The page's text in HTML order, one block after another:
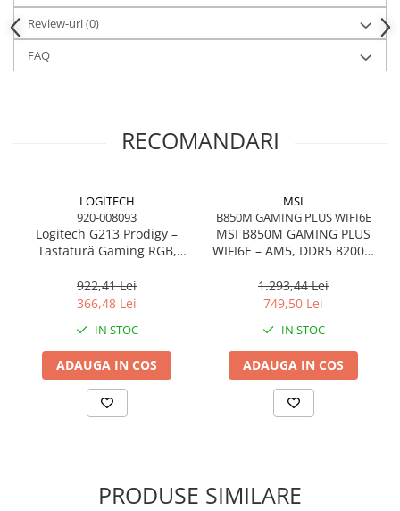
Caști & Microfoane
Caști Business
Căști Gaming & Consumer
Ecrane Digital Signage
Ecrane Touchscreen Digital Signage
Proiectoare Business
Proiectoare Consumer
Componente
Plăci de Bază Amd
Plăci de Bază Intel
Plăci video
Plăci Video Gaming & Consumer
Review-uri(0)
FAQ
RECOMANDARI
LOGITECH
920-008093
Logitech G213 Prodigy –
Tastatură Gaming RGB,
922,41 Lei
366,48 Lei
IN STOC
ADAUGA IN COS
MSI
B850M GAMING PLUS WIFI6E
MSI B850M GAMING PLUS
WIFI6E – AM5, DDR5 8200+,
1.293,44 Lei
749,50 Lei
IN STOC
ADAUGA IN COS
PRODUSE SIMILARE